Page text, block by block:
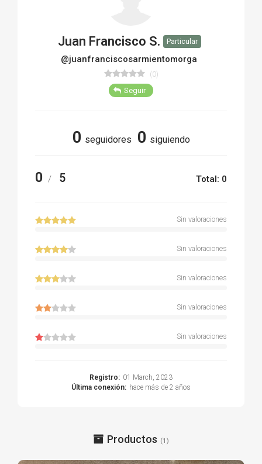
ACCESORIOSJuan Francisco S. Particular
@juanfranciscosarmientomorga
(0)
Seguir
0 seguidores 0 siguiendo
0 / 5 Total: 0
Sin valoraciones
Sin valoraciones
Sin valoraciones
Sin valoraciones
Sin valoraciones
Registro: 01 March, 2023
Última conexión: hace más de 2 años
Productos (1)